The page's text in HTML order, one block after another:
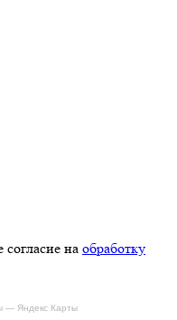
— Яндекс Карты
на обработку